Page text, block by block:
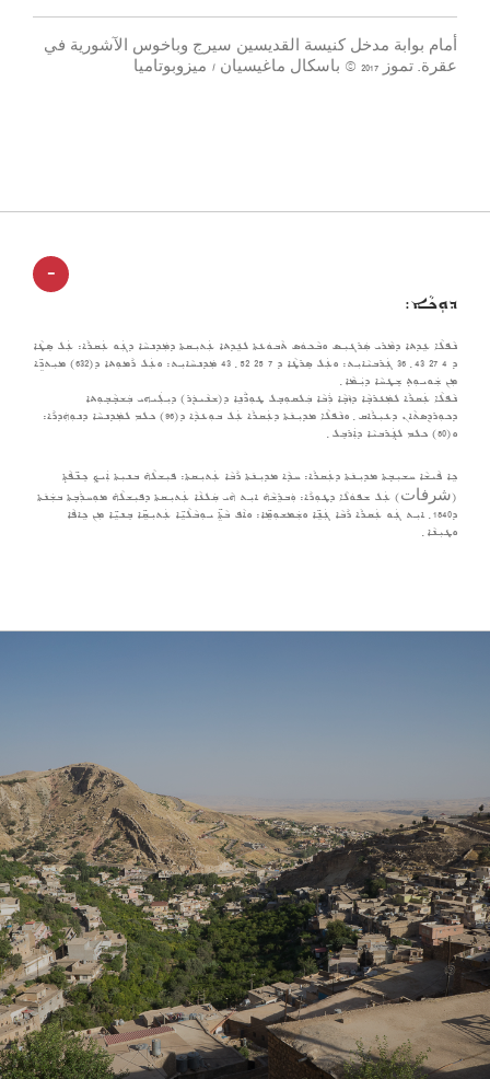
أمام بوابة مدخل كنيسة القديسين سيرج وباخوس الآشورية في
عقرة. تموز 2017 © باسكال ماغيسيان / ميزوبوتاميا
-
ܕܘܼܟܵܐ:
ܢܵܦܠܵܐ ܥܹܕܬܐ ܕܡܵܪܝ ܣܲܪܓܝܼܣ ܘܒܵܟܘܿܣ ܬܵܒܘܿܥܬܐ ܠܥܹܕܬܐ ܥܲܬܝܼܩܬܐ ܕܡܲܕܢܚܵܐ ܕܓܲܘ ܥܲܩܪܵܐ: ܥܲܠ ܣܸܛܵܐ
ܕ 4 27 43 ݂ 36 ܓܲܪܒܝܵܐܝܼܬ: ܘܥܲܠ ܣܸܪܛܵܐ ܕ 7 25 52 ݂ 43 ܡܲܕܢܚܵܐܝܼܬ: ܘܥܲܠ ܪܵܡܘܼܬܐ ܕ(632) ܡܝܼܬܖܹ̈ܐ
ܡܼܢ ܫܲܘܝܘܼܬ݂ ܫܸܛܚܵܐ ܕܝܲܡܵܐ ݂
ܢܵܦܠܵܐ ܥܲܩܪܵܐ ܠܡܲܥܪܒ݂ܵܐ ܕܙܵܒ݂ܵܐ ܪܲܒܵܐ ܒܲܠܩܘܼܒ݂ܠ ܛܘܼܖ̈ܵܢܹܐ ܕ(ܫܢܵܝܕܲܪ) ܕܝܼܠܲܝܗܝ ܒܲܫܒ݂ܵܒ݂ܘܼܬܐ
ܕܟܘܼܪܕܸܣܬܵܐܢ ܕܥܝܼܪܵܐܩ ݂ ܘܢܵܦܠܵܐ ܡܕܝܼܢ݇ܬܐ ܕܥܲܩܪܵܐ ܥܲܠ ܒܘܼܥܕܵܐ ܕ(96) ܟܠܡ ܠܡܲܕܢܚܵܐ ܕܢܘܼܗܲܕܪܵܐ:
ܘ(80) ܟܠܡ ܠܓܲܪܒܝܵܐ ܕܐܲܪܒܸܠ ݂
ܟܹܐ ܦܵܝܫܵܐ ܚܫܝܼܒ݂ܬܐ ܡܕܝܼܢ݇ܬܐ ܕܥܲܩܪܵܐ: ܚܕܵܐ ܡܕܝܼܢ݇ܬܐ ܪܵܒܵܐ ܥܲܬܝܼܩܬܐ: ܦܝܼܫܠܵܗ̇ ܒܢܝܼܬܐ ܐܲܝܟ݂ ܟܸܢ̈ܦܵܬ݂ܐ
(شرفات) ܥܲܠ ܫܦܘܿܠܵܐ ܕܛܘܼܪܵܐ: ܘܲܒܪܹܫܵܗ̇ ܐܝܼܬ ܗܵܝ ܩܲܠܥܵܐ ܥܲܬܝܼܩܬܐ ܕܦܝܼܫܠܵܗ̇ ܡܘܼܚܪܲܒ݂ܬܐ ܒܫܲܢ݇ܬܐ
ܕ1840 ݂ ܐܝܼܬ ܓܲܘ ܥܲܩܪܵܐ ܪܵܒܵܐ ܓܲܢܹ̈ܐ ܘܫܲܡܫܘܼܡܹ̈ܐ: ܘܐܵܦ ܒܵܬܹ̈ܐ ܝܘܼܒܵܠܵܝܹ̈ܐ ܥܲܬܝܼܩܹ̈ܐ ܒܸܢܝܹ̈ܐ ܡܼܢ ܟܹܐܦܵܐ
ܘܛܝܼܢܵܐ ݂